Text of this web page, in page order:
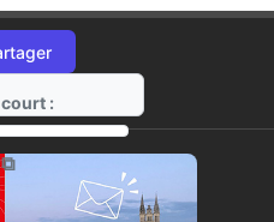
:
https://radio-g.fr?8923
⧉